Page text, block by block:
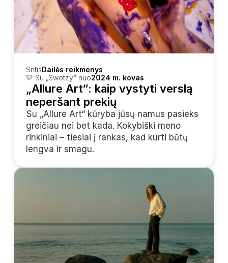
SritisDailės reikmenys
💛 Su „Swotzy“ nuo2024 m. kovas
„Allure Art“: kaip vystyti verslą
neperšant prekių
Su „Allure Art“ kūryba jūsų namus pasieks
greičiau nei bet kada. Kokybiški meno
rinkiniai – tiesiai į rankas, kad kurti būtų
lengva ir smagu.